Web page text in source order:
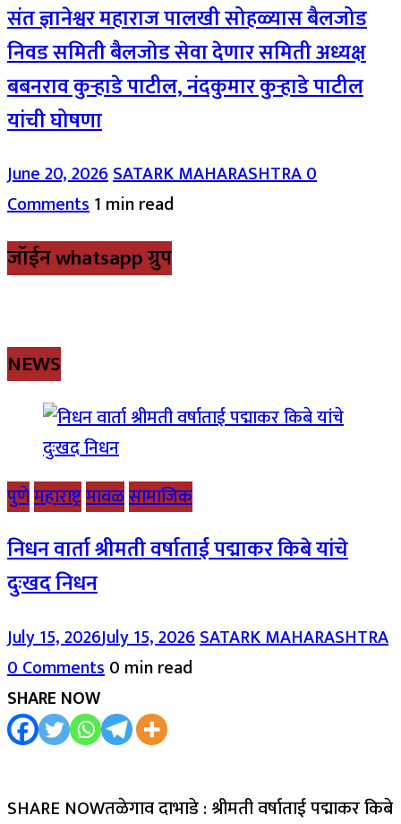
संत ज्ञानेश्वर महाराज पालखी सोहळ्यास बैलजोड
निवड समिती बैलजोड सेवा देणार समिती अध्यक्ष
बबनराव कुऱ्हाडे पाटील, नंदकुमार कुऱ्हाडे पाटील
यांची घोषणा
June 20, 2026SATARK MAHARASHTRA0
Comments1 min read
जॉईन whatsapp ग्रुप
NEWS
पुणेमहाराष्ट्रमावळसामाजिक
निधन वार्ता श्रीमती वर्षाताई पद्माकर किबे यांचे
दुःखद निधन
July 15, 2026July 15, 2026SATARK MAHARASHTRA
0 Comments0 min read
SHARE NOW
SHARE NOWतळेगाव दाभाडे : श्रीमती वर्षाताई पद्माकर किबे